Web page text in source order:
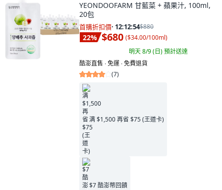
YEONDOOFARM 甘藍菜 + 蘋果汁, 100ml,
20包
首購折扣價· 12:12:53$880
22% $680 ($34.00/100ml)
明天 8/9 (日)預計送達
酷澎直售 ∙ 免運 ∙ 免費退貨
(7)
满 $1,500 再省 $75 (王道卡)
$7 酷澎幣回饋